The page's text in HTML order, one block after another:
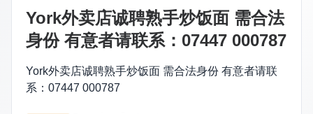
York外卖店诚聘熟手炒饭面 需合法
身份 有意者请联系：07447 000787
York外卖店诚聘熟手炒饭面 需合法身份 有意者请联
系：07447 000787